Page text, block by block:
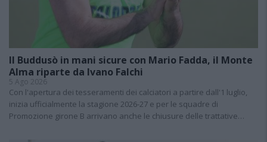
Il Buddusò in mani sicure con Mario Fadda, il Monte
Alma riparte da Ivano Falchi
5 Ago 2026
Con l'apertura dei tesseramenti dei calciatori a partire dall'1 luglio,
inizia ufficialmente la stagione 2026-27 e per le squadre di
Promozione girone B arrivano anche le chiusure delle trattative…